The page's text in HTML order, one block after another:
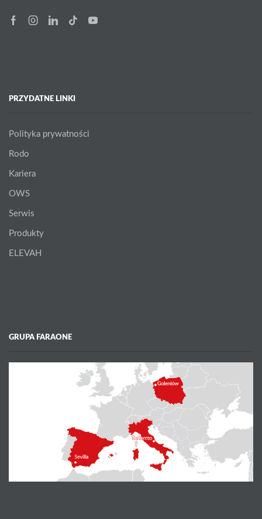
FacebookInstagram
Linkedin
Tik-
Youtube
PRZYDATNE LINKI
Polityka prywatności
Rodo
Kariera
OWS
Serwis
Produkty
ELEVAH
GRUPA FARAONE